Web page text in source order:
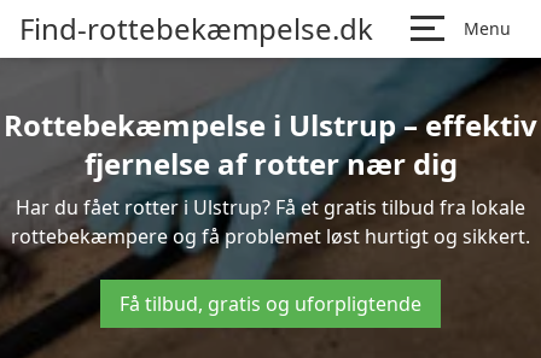
Find-rottebekæmpelse.dk Menu
Rottebekæmpelse i Ulstrup – effektiv
fjernelse af rotter nær dig
Har du fået rotter i Ulstrup? Få et gratis tilbud fra lokale
rottebekæmpere og få problemet løst hurtigt og sikkert.
Få tilbud, gratis og uforpligtende